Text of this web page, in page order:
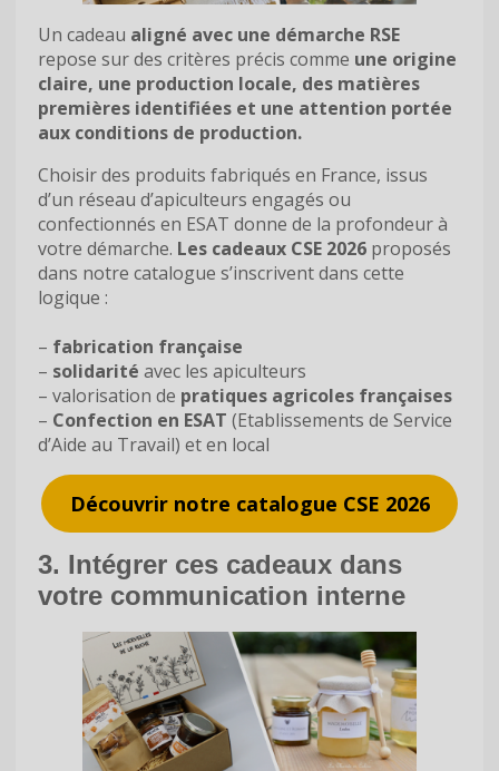
Un cadeau aligné avec une démarche RSE
repose sur des critères précis comme une origine
claire, une production locale, des matières
premières identifiées et une attention portée
aux conditions de production.
Choisir des produits fabriqués en France, issus
d’un réseau d’apiculteurs engagés ou
confectionnés en ESAT donne de la profondeur à
votre démarche. Les cadeaux CSE 2026 proposés
dans notre catalogue s’inscrivent dans cette
logique :
– fabrication française
– solidarité avec les apiculteurs
– valorisation de pratiques agricoles françaises
– Confection en ESAT (Etablissements de Service
d’Aide au Travail) et en local
Découvrir notre catalogue CSE 2026
3. Intégrer ces cadeaux dans
votre communication interne